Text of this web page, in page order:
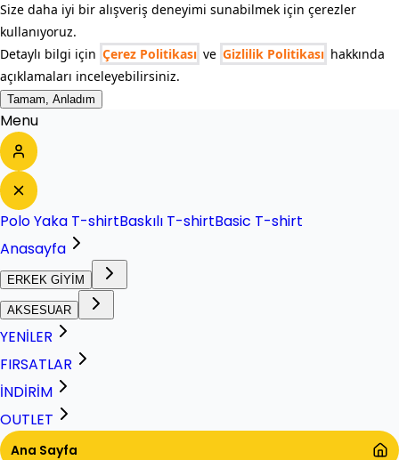
Size daha iyi bir alışveriş deneyimi sunabilmek için çerezler
kullanıyoruz.
Detaylı bilgi için Çerez Politikası ve Gizlilik Politikası hakkında
açıklamaları inceleyebilirsiniz.
Tamam, Anladım
Menu
Polo Yaka T-shirtBaskılı T-shirtBasic T-shirt
Anasayfa
ERKEK GİYİM
AKSESUAR
YENİLER
FIRSATLAR
İNDİRİM
OUTLET
Ana Sayfa